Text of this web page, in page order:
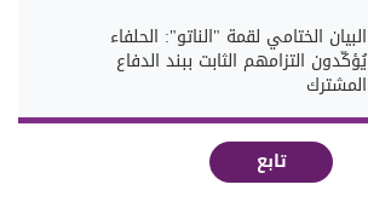
البيان الختامي لقمة "الناتو": الحلفاء
يُؤكّدون التزامهم الثابت ببند الدفاع
المشترك
تابع